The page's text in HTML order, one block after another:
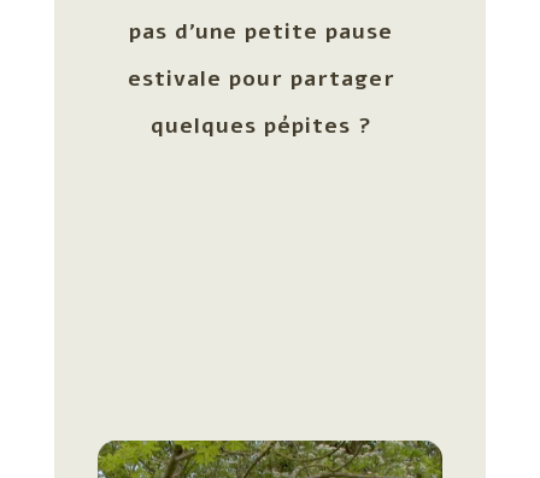
pas d’une petite pause
estivale pour partager
quelques pépites ?